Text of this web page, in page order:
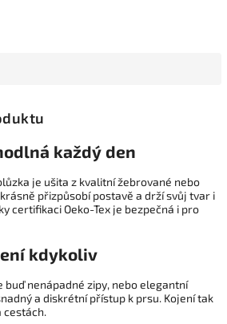
každý den
je ušita z kvalitní žebrované nebo
přizpůsobí postavě a drží svůj tvar i
certifikaci Oeko-Tex je bezpečná i pro
kdykoliv
nenápadné zipy, nebo elegantní
a diskrétní přístup k prsu. Kojení tak
cestách.